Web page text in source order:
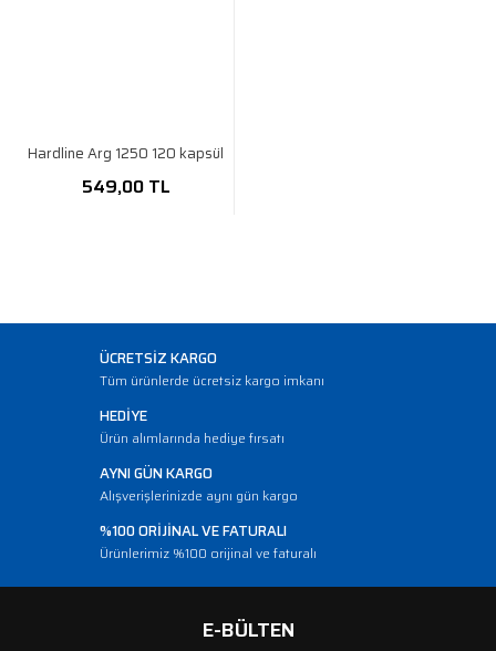
Hardline Arg 1250 120 kapsül
549,00 TL
ÜCRETSİZ KARGO
Tüm ürünlerde ücretsiz kargo imkanı
HEDİYE
Ürün alımlarında hediye fırsatı
AYNI GÜN KARGO
Alışverişlerinizde aynı gün kargo
%100 ORİJİNAL VE FATURALI
Ürünlerimiz %100 orijinal ve faturalı
E-BÜLTEN